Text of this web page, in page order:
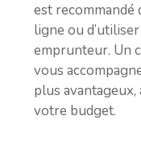
est recommandé
ligne ou
emprunteur. Un
vous
plus
votre budget.